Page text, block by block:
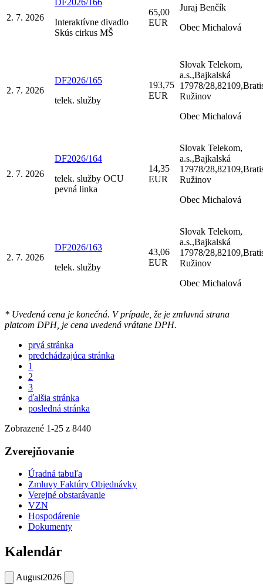
2. 7. 2026
Interaktívne divadlo
Skús cirkus MŠ
65,00
EUR
Juraj Benčík
Obec Michalová
2. 7. 2026
DF2026/165
telek. služby
193,75
EUR
Slovak Telekom,
a.s.,Bajkalská
17978/
Ružinov
Obec Michalová
2. 7. 2026
DF2026/164
telek. služby OCU
pevná linka
14,35
EUR
Slovak Telekom,
a.s.,Bajkalská
17978/
Ružinov
Obec Michalová
2. 7. 2026
DF2026/163
telek. služby
43,06
EUR
Slovak Telekom,
a.s.,Bajkalská
17978/
Ružinov
Obec Michalová
* Uvedená cena je konečná. V prípade, že je zmluvná strana
platcom DPH, je cena uvedená vrátane DPH.
prvá stránka
predchádzajúca stránka
1
2
3
ďalšia stránka
posledná stránka
Zobrazené 1-25 z 8440
Zverejňovanie
Úradná tabuľa
Zmluvy Faktúry Objednávky
Verejné obstarávanie
VZN
Hospodárenie
Dokumenty
Kalendár
August2026